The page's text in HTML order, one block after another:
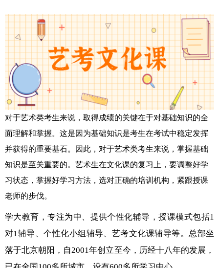
对于艺术类考生来说，取得成绩的关键在于对基础知识的全
面理解和掌握。这是因为基础知识是考生在考试中稳定发挥
并获得的重要基石。因此，对于艺术类考生来说，掌握基础
知识是至关重要的。艺术生在文化课的复习上，要调整好学
习状态，掌握好学习方法，选对正确的培训机构，紧跟授课
老师的步伐。
学大教育，专注为中、提供个性化辅导，授课模式包括1
对1辅导、个性化小组辅导、艺考文化课辅导等。总部坐
落于北京朝阳，自2001年创立至今，历经十八年的发展，